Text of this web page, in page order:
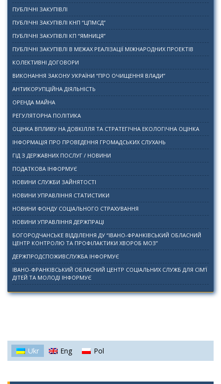
ПУБЛІЧНІ ЗАКУПІВЛІ
ПУБЛІЧНІ ЗАКУПІВЛІ КНП “ЦПМСД”
ПУБЛІЧНІ ЗАКУПІВЛІ КП “ЯМНИЦЯ”
ПУБЛІЧНІ ЗАКУПІВЛІ В МЕЖАХ РЕАЛІЗАЦІЇ МІЖНАРОДНИХ ПРОЕКТІВ
КОЛЕКТИВНІ ДОГОВОРИ
ВИКОНАННЯ ЗАКОНУ УКРАЇНИ “ПРО ОЧИЩЕННЯ ВЛАДИ”
АНТИКОРУПЦІЙНА ДІЯЛЬНІСТЬ
ОРЕНДА МАЙНА
РЕГУЛЯТОРНА ПОЛІТИКА
ОЦІНКА ВПЛИВУ НА ДОВКІЛЛЯ ТА СТРАТЕГІЧНА ЕКОЛОГІЧНА ОЦІНКА
ІНФОРМАЦІЯ ПРО ПРОВЕДЕННЯ ГРОМАДСЬКИХ СЛУХАНЬ
ГІД З ДЕРЖАВНИХ ПОСЛУГ / НОВИНИ
ПОДАТКОВА ІНФОРМУЄ
НОВИНИ СЛУЖБИ ЗАЙНЯТОСТІ
НОВИНИ УПРАВЛІННЯ СТАТИСТИКИ
НОВИНИ ФОНДУ СОЦІАЛЬНОГО СТРАХУВАННЯ
НОВИНИ УПРАВЛІННЯ ДЕРЖПРАЦІ
БОГОРОДЧАНСЬКЕ ВІДДІЛЕННЯ ДУ “ІВАНО-ФРАНКІВСЬКИЙ ОБЛАСНИЙ
ЦЕНТР КОНТРОЛЮ ТА ПРОФІЛАКТИКИ ХВОРОБ МОЗ”
ДЕРЖПРОДСПОЖИВСЛУЖБА ІНФОРМУЄ
ІВАНО-ФРАНКІВСЬКИЙ ОБЛАСНИЙ ЦЕНТР СОЦІАЛЬНИХ СЛУЖБ ДЛЯ СІМ’Ї
ДІТЕЙ ТА МОЛОДІ ІНФОРМУЄ
Ukr Eng Pol